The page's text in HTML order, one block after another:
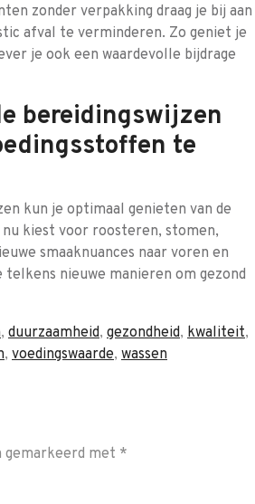
zonder verpakking draag je bij aan
afval te verminderen. Zo geniet je
je ook een waardevolle bijdrage
bereidingswijzen
te
kun je optimaal genieten van de
kiest voor roosteren, stomen,
smaaknuances naar voren en
telkens nieuwe manieren om gezond
, duurzaamheid, gezondheid, kwaliteit,
, voedingswaarde, wassen
gemarkeerd met *